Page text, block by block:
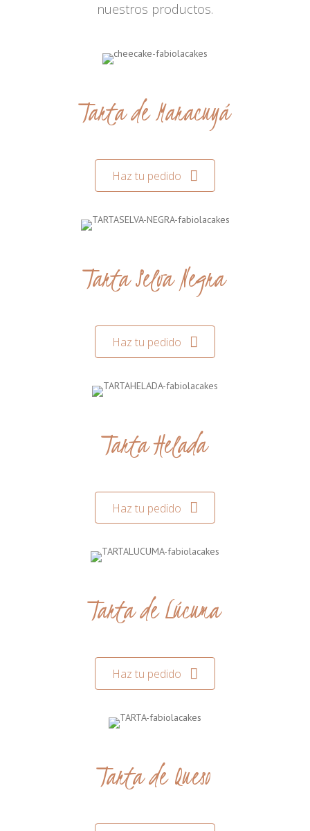
nuestros productos.
Tarta de Maracuyá
Haz tu pedido
Tarta Selva Negra
Haz tu pedido
Tarta Helada
Haz tu pedido
Tarta de Lúcuma
Haz tu pedido
Tarta de Queso